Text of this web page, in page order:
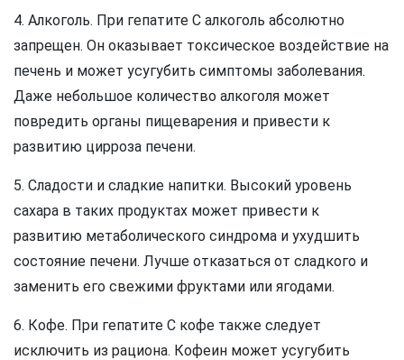
4. Алкоголь. При гепатите C алкоголь абсолютно
запрещен. Он оказывает токсическое воздействие на
печень и может усугубить симптомы заболевания.
Даже небольшое количество алкоголя может
повредить органы пищеварения и привести к
развитию цирроза печени.
5. Сладости и сладкие напитки. Высокий уровень
сахара в таких продуктах может привести к
развитию метаболического синдрома и ухудшить
состояние печени. Лучше отказаться от сладкого и
заменить его свежими фруктами или ягодами.
6. Кофе. При гепатите C кофе также следует
исключить из рациона. Кофеин может усугубить